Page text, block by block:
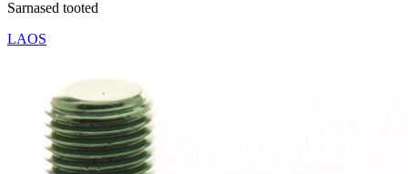
Sarnased tooted
LAOS